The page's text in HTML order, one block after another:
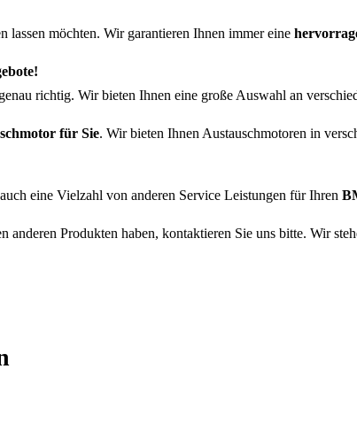
lassen möchten. Wir garantieren Ihnen immer eine
richtig. Wir bieten Ihnen eine große Auswahl an
für Sie. Wir bieten Ihnen Austauschmotoren in
eine Vielzahl von anderen Service Leistungen für Ihren
anderen Produkten haben, kontaktieren Sie uns bitte. Wir